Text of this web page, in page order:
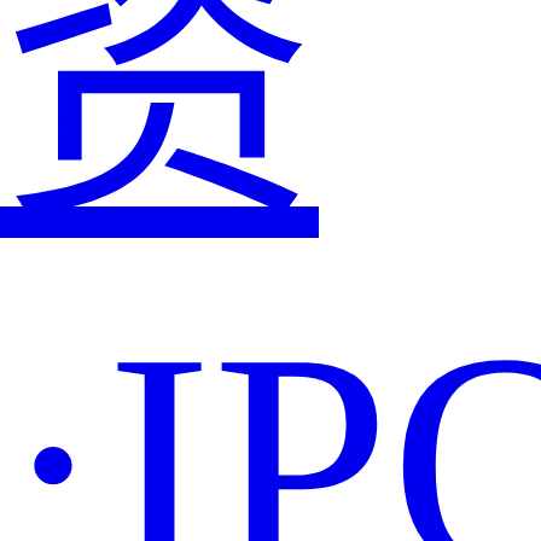
资